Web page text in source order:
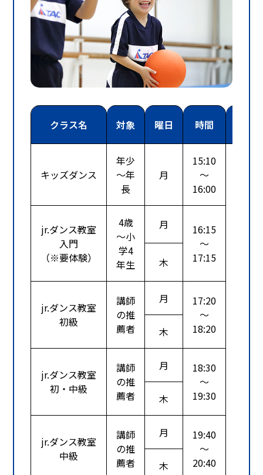
クラス名 対象 曜日 時間
キッズダンス
年少
～年
長
月
15:10
～
16:00
jr.ダンス教室
入門
（※要体験）
4歳
～小
学4
年生
月
16:15
～
17:15
木
jr.ダンス教室
初級
講師
の推
薦者
月
17:20
～
18:20
木
jr.ダンス教室
初・中級
講師
の推
薦者
月
18:30
～
19:30
木
jr.ダンス教室
中級
講師
の推
薦者
月
19:40
～
20:40
木